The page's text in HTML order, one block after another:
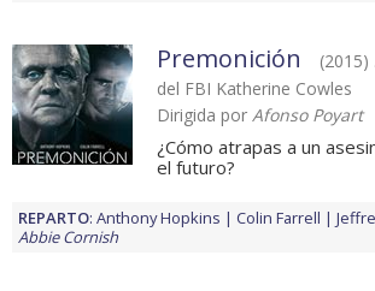
Premonición
(2015)
del FBI Katherine Cowles
Dirigida por Afonso Poyart
¿Cómo atrapas a un
el futuro?
REPARTO: Anthony Hopkins Colin Farrell
Abbie Cornish